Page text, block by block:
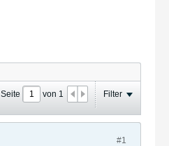
Seite von 1 Filter
#1